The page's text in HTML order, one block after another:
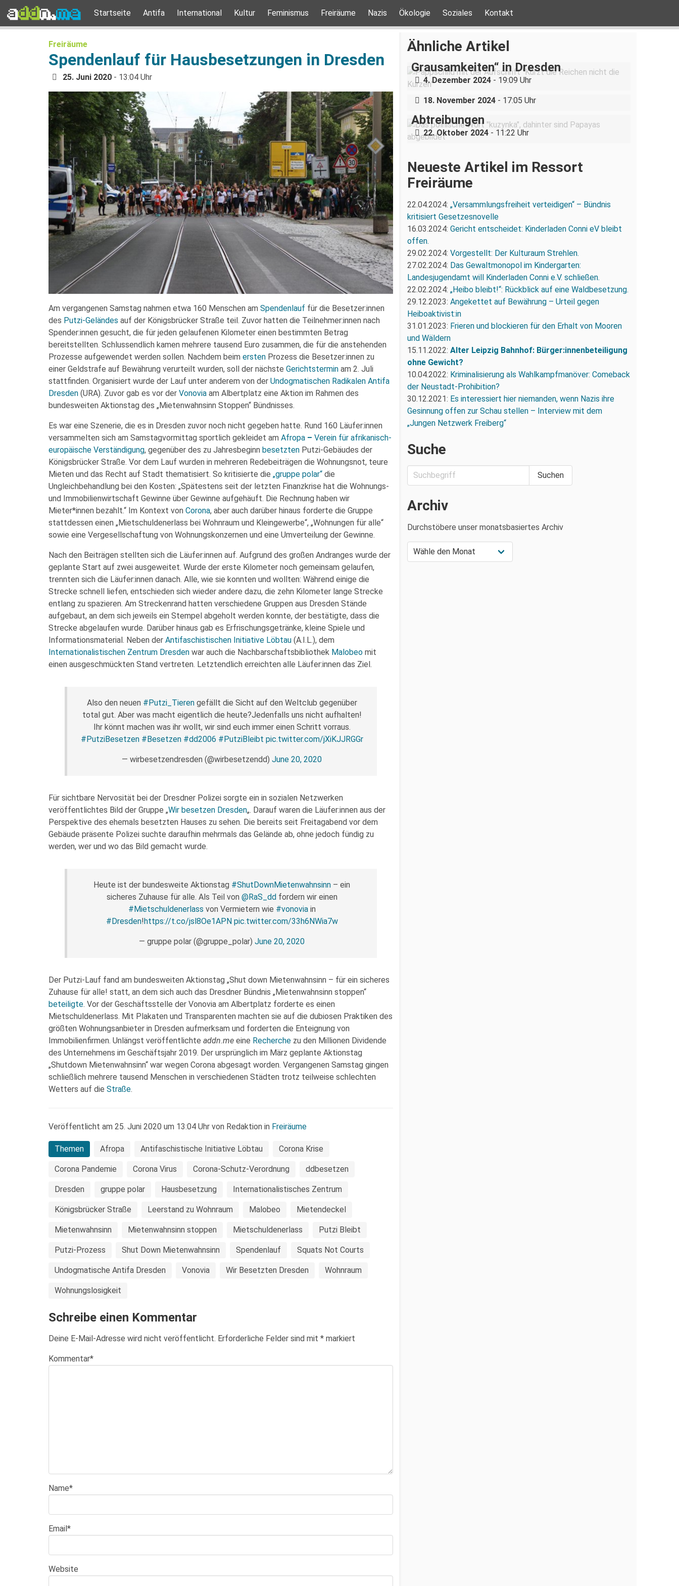
Startseite Antifa International Kultur Feminismus Freiräume Nazis Ökologie Soziales Kontakt
Freiräume
Spendenlauf für Hausbesetzungen in Dresden
25. Juni 2020 - 13:04 Uhr
Am vergangenen Samstag nahmen etwa 160 Menschen am Spendenlauf für die Besetzer:innen
des Putzi-Geländes auf der Königsbrücker Straße teil. Zuvor hatten die Teilnehmer:innen nach
Spender:innen gesucht, die für jeden gelaufenen Kilometer einen bestimmten Betrag
bereitstellten. Schlussendlich kamen mehrere tausend Euro zusammen, die für die anstehenden
Prozesse aufgewendet werden sollen. Nachdem beim ersten Prozess die Besetzer:innen zu
einer Geldstrafe auf Bewährung verurteilt wurden, soll der nächste Gerichtstermin am 2. Juli
stattfinden. Organisiert wurde der Lauf unter anderem von der Undogmatischen Radikalen Antifa
Dresden (URA). Zuvor gab es vor der Vonovia am Albertplatz eine Aktion im Rahmen des
bundesweiten Aktionstag des „Mietenwahnsinn Stoppen“ Bündnisses.
Es war eine Szenerie, die es in Dresden zuvor noch nicht gegeben hatte. Rund 160 Läufer:innen
versammelten sich am Samstagvormittag sportlich gekleidet am Afropa – Verein für afrikanisch-
europäische Verständigung, gegenüber des zu Jahresbeginn besetzten Putzi-Gebäudes der
Königsbrücker Straße. Vor dem Lauf wurden in mehreren Redebeiträgen die Wohnungsnot, teure
Mieten und das Recht auf Stadt thematisiert. So kritisierte die „gruppe polar“ die
Ungleichbehandlung bei den Kosten: „Spätestens seit der letzten Finanzkrise hat die Wohnungs-
und Immobilienwirtschaft Gewinne über Gewinne aufgehäuft. Die Rechnung haben wir
Mieter*innen bezahlt.“ Im Kontext von Corona, aber auch darüber hinaus forderte die Gruppe
stattdessen einen „Mietschuldenerlass bei Wohnraum und Kleingewerbe“, „Wohnungen für alle“
sowie eine Vergesellschaftung von Wohnungskonzernen und eine Umverteilung der Gewinne.
Nach den Beiträgen stellten sich die Läufer:innen auf. Aufgrund des großen Andranges wurde der
geplante Start auf zwei ausgeweitet. Wurde der erste Kilometer noch gemeinsam gelaufen,
trennten sich die Läufer:innen danach. Alle, wie sie konnten und wollten: Während einige die
Strecke schnell liefen, entschieden sich wieder andere dazu, die zehn Kilometer lange Strecke
entlang zu spazieren. Am Streckenrand hatten verschiedene Gruppen aus Dresden Stände
aufgebaut, an dem sich jeweils ein Stempel abgeholt werden konnte, der bestätigte, dass die
Strecke abgelaufen wurde. Darüber hinaus gab es Erfrischungsgetränke, kleine Spiele und
Informationsmaterial. Neben der Antifaschistischen Initiative Löbtau (A.I.L.), dem
Internationalistischen Zentrum Dresden war auch die Nachbarschaftsbibliothek Malobeo mit
einen ausgeschmückten Stand vertreten. Letztendlich erreichten alle Läufer:innen das Ziel.
Also den neuen #Putzi_Tierengefällt die Sicht auf den Weltclub gegenüber
total gut. Aber was macht eigentlich die heute?Jedenfalls uns nicht aufhalten!
Ihr könnt machen was ihr wollt, wir sind euch immer einen Schritt vorraus.
#PutziBesetzen #Besetzen #dd2006 #PutziBleibt pic.twitter.com/jXiKJJRGGr
— wirbesetzendresden (@wirbesetzendd)June 20, 2020
Für sichtbare Nervosität bei der Dresdner Polizei sorgte ein in sozialen Netzwerken
veröffentlichtes Bild der Gruppe „Wir besetzen Dresden„. Darauf waren die Läufer:innen aus der
Perspektive des ehemals besetzten Hauses zu sehen. Die bereits seit Freitagabend vor dem
Gebäude präsente Polizei suchte daraufhin mehrmals das Gelände ab, ohne jedoch fündig zu
werden, wer und wo das Bild gemacht wurde.
Heute ist der bundesweite Aktionstag #ShutDownMietenwahnsinn – ein
sicheres Zuhause für alle. Als Teil von @RaS_ddfordern wir einen
#Mietschuldenerlass von Vermietern wie #vonoviain
#Dresden!https://t.co/jsl8Oe1APN pic.twitter.com/33h6NWia7w
— gruppe polar (@gruppe_polar)June 20, 2020
Der Putzi-Lauf fand am bundesweiten Aktionstag „Shut down Mietenwahnsinn – für ein sicheres
Zuhause für alle! statt, an dem sich auch das Dresdner Bündnis „Mietenwahnsinn stoppen“
beteiligte. Vor der Geschäftsstelle der Vonovia am Albertplatz forderte es einen
Mietschuldenerlass. Mit Plakaten und Transparenten machten sie auf die dubiosen Praktiken des
größten Wohnungsanbieter in Dresden aufmerksam und forderten die Enteignung von
Immobilienfirmen. Unlängst veröffentlichte addn.me eine Recherche zu den Millionen Dividende
des Unternehmens im Geschäftsjahr 2019. Der ursprünglich im März geplante Aktionstag
„Shutdown Mietenwahnsinn“ war wegen Corona abgesagt worden. Vergangenen Samstag gingen
schließlich mehrere tausend Menschen in verschiedenen Städten trotz teilweise schlechten
Wetters auf die Straße.
Veröffentlicht am 25. Juni 2020 um 13:04 Uhr von Redaktion in Freiräume
Themen Afropa Antifaschistische Initiative Löbtau Corona Krise
Corona Pandemie Corona Virus Corona-Schutz-Verordnung ddbesetzen
Dresden gruppe polar Hausbesetzung Internationalistisches Zentrum
Königsbrücker Straße Leerstand zu Wohnraum Malobeo Mietendeckel
Mietenwahnsinn Mietenwahnsinn stoppen Mietschuldenerlass Putzi Bleibt
Putzi-Prozess Shut Down Mietenwahnsinn Spendenlauf Squats Not Courts
Undogmatische Antifa Dresden Vonovia Wir Besetzten Dresden Wohnraum
Wohnungslosigkeit
Schreibe einen Kommentar
Deine E-Mail-Adresse wird nicht veröffentlicht. Erforderliche Felder sind mit * markiert
Kommentar*
Name*
Email*
Website
Ähnliche Artikel
„Teilhabe ist nicht verhandelbar“–
Demonstration gegen „Liste der
Grausamkeiten“ in Dresden
4. Dezember 2024- 19:09 Uhr
Nazigruppe sucht (und bekommt)
Stress in der Dresdner Neustadt
18. November 2024- 17:05 Uhr
Dresdner „Cousine“ hilft Pol*innen bei
Abtreibungen
22. Oktober 2024- 11:22 Uhr
Neueste Artikel im Ressort
Freiräume
22.04.2024: „Versammlungsfreiheit verteidigen“ – Bündnis
kritisiert Gesetzesnovelle
16.03.2024: Gericht entscheidet: Kinderladen Conni eV bleibt
offen.
29.02.2024: Vorgestellt: Der Kulturaum Strehlen.
27.02.2024: Das Gewaltmonopol im Kindergarten:
Landesjugendamt will Kinderladen Conni e.V. schließen.
22.02.2024: „Heibo bleibt!“: Rückblick auf eine Waldbesetzung.
29.12.2023: Angekettet auf Bewährung – Urteil gegen
Heiboaktivist:in
31.01.2023: Frieren und blockieren für den Erhalt von Mooren
und Wäldern
15.11.2022: Alter Leipzig Bahnhof: Bürger:innenbeteiligung
ohne Gewicht?
10.04.2022: Kriminalisierung als Wahlkampfmanöver: Comeback
der Neustadt-Prohibition?
30.12.2021: Es interessiert hier niemanden, wenn Nazis ihre
Gesinnung offen zur Schau stellen – Interview mit dem
„Jungen Netzwerk Freiberg“
Suche
Archiv
Durchstöbere unser monatsbasiertes Archiv